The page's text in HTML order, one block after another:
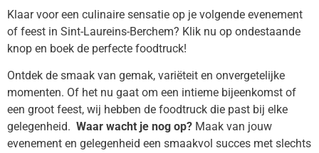
Klaar voor een culinaire sensatie op je volgende evenement
of feest in Sint-Laureins-Berchem? Klik nu op ondestaande
knop en boek de perfecte foodtruck!
Ontdek de smaak van gemak, variëteit en onvergetelijke
momenten. Of het nu gaat om een intieme bijeenkomst of
een groot feest, wij hebben de foodtruck die past bij elke
gelegenheid. Waar wacht je nog op? Maak van jouw
evenement en gelegenheid een smaakvol succes met slechts